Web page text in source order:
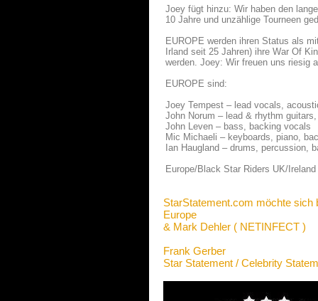
Joey fügt hinzu: Wir haben den
10 Jahre und unzählige Tourneen
EUROPE werden ihren Status als
Irland seit 25 Jahren) ihre War Of
werden. Joey: Wir freuen uns riesig
EUROPE sind:
Joey Tempest – lead vocals,
John Norum – lead & rhythm
John Leven – bass, backing vocals
Mic Michaeli – keyboards, piano,
Ian Haugland – drums, percussion,
Europe/Black Star Riders UK/
StarStatement.com möchte sich
Europe
& Mark Dehler ( NETINFECT )
Frank Gerber
Star Statement / Celebrity